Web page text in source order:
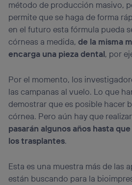
método de producción masivo,
permite que se haga de forma
en el futuro esta fórmula pueda
córneas a medida,de la misma
encarga una pieza dental, por
Por el momento, los
las campanas al vuelo. Lo que
demostrar que es posible hacer
córnea. Pero aún hay que
pasarán algunos años hasta
los trasplantes.
Esta es una muestra más de las
están buscando para la